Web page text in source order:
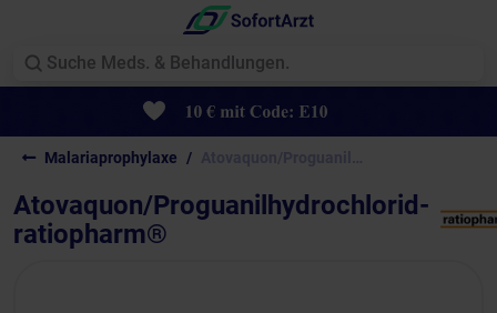
Malariaprophylaxe
Atovaquon/Proguanilhydrochlorid-
ratiopharm®